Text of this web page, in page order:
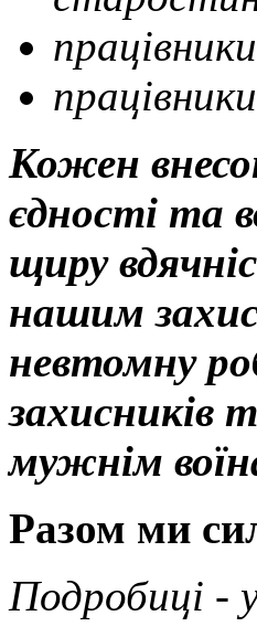
Кожен
єдності та
щиру
нашим
невтомну
захисників
мужнім
Разом ми
Подробиці -